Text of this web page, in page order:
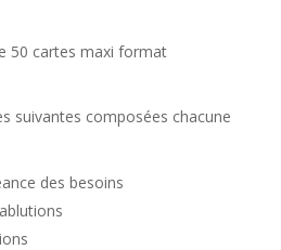
50 cartes maxi format
suivantes composées chacune
des besoins